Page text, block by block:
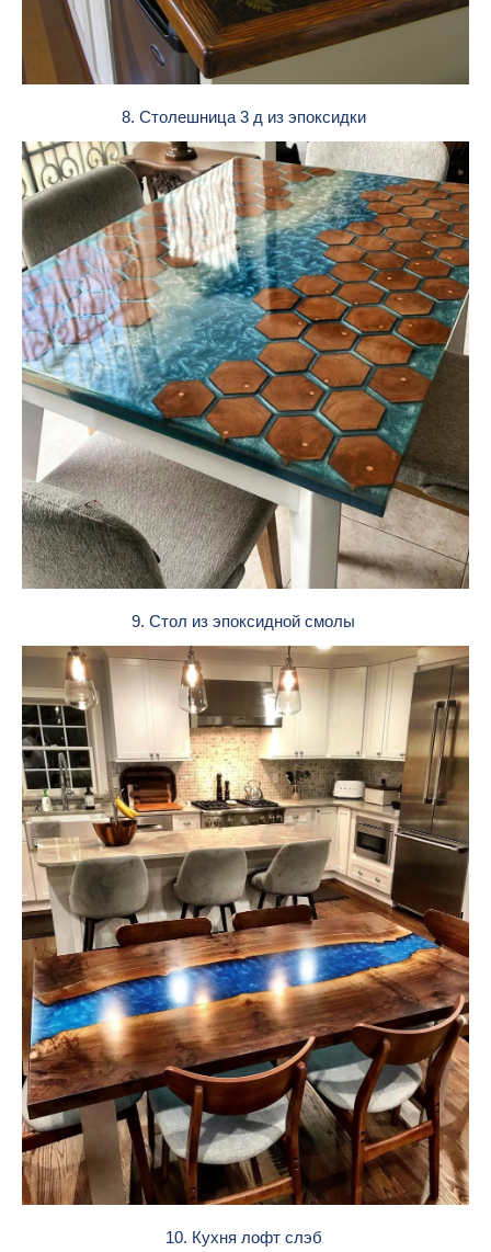
8. Столешница 3 д из эпоксидки
9. Стол из эпоксидной смолы
10. Кухня лофт слэб